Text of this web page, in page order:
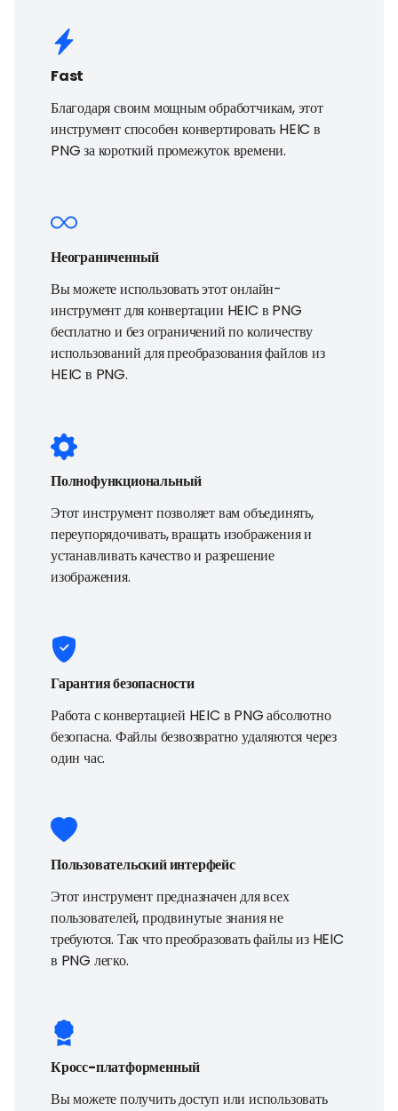
Fast
Благодаря своим мощным обработчикам, этот
инструмент способен конвертировать HEIC в
PNG за короткий промежуток времени.
Неограниченный
Вы можете использовать этот онлайн-
инструмент для конвертации HEIC в PNG
бесплатно и без ограничений по количеству
использований для преобразования файлов из
HEIC в PNG.
Полнофункциональный
Этот инструмент позволяет вам объединять,
переупорядочивать, вращать изображения и
устанавливать качество и разрешение
изображения.
Гарантия безопасности
Работа с конвертацией HEIC в PNG абсолютно
безопасна. Файлы безвозвратно удаляются через
один час.
Пользовательский интерфейс
Этот инструмент предназначен для всех
пользователей, продвинутые знания не
требуются. Так что преобразовать файлы из HEIC
в PNG легко.
Кросс-платформенный
Вы можете получить доступ или использовать